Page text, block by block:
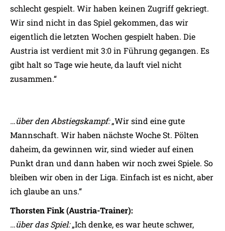
schlecht gespielt. Wir haben keinen Zugriff gekriegt.
Wir sind nicht in das Spiel gekommen, das wir
eigentlich die letzten Wochen gespielt haben. Die
Austria ist verdient mit 3:0 in Führung gegangen. Es
gibt halt so Tage wie heute, da lauft viel nicht
zusammen.“
…über den Abstiegskampf:„Wir sind eine gute
Mannschaft. Wir haben nächste Woche St. Pölten
daheim, da gewinnen wir, sind wieder auf einen
Punkt dran und dann haben wir noch zwei Spiele. So
bleiben wir oben in der Liga. Einfach ist es nicht, aber
ich glaube an uns.“
Thorsten Fink (Austria-Trainer):
…über das Spiel:„Ich denke, es war heute schwer,